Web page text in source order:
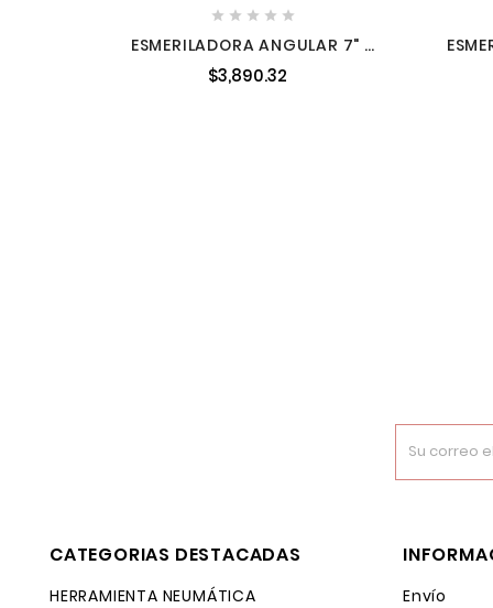
    
ESMERILADORA ANGULAR 7" Y
GA9082
$3,890.32
CATEGORIAS DESTACADAS
HERRAMIENTA NEUMÁTICA
Envío